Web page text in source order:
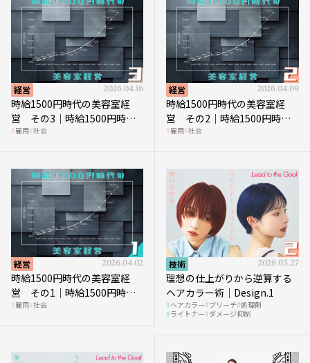
経営 2026.04.16
時給1500円時代の美容室経
営 その3｜時給1500円時
代、美容業はどのような影響
雇用 社会
経営 2026.04.09
時給1500円時代の美容室経
営 その2｜時給1500円時代
に支払う給与はいくらなのか
雇用 社会
経営 2026.04.02
時給1500円時代の美容室経
営 その1｜時給1500円時代
へ向かう社会的背景
雇用 社会
技術 2026.03.27
理想の仕上がりから逆算する
ヘアカラー術｜Design.1
ヘアカラー ブリーチ 処理剤
ライトナー ダメージ抑制